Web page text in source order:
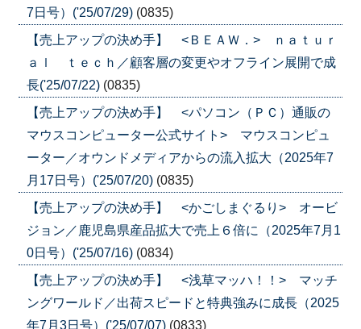
7日号）('25/07/29) (0835)
【売上アップの決め手】 <ＢＥＡＷ．> ｎａｔｕｒ
ａｌ ｔｅｃｈ／顧客層の変更やオフライン展開で成
長('25/07/22) (0835)
【売上アップの決め手】 <パソコン（ＰＣ）通販の
マウスコンピューター公式サイト> マウスコンピュ
ーター／オウンドメディアからの流入拡大（2025年7
月17日号）('25/07/20) (0835)
【売上アップの決め手】 <かごしまぐるり> オービ
ジョン／鹿児島県産品拡大で売上６倍に（2025年7月1
0日号）('25/07/16) (0834)
【売上アップの決め手】 <浅草マッハ！！> マッチ
ングワールド／出荷スピードと特典強みに成長（2025
年7月3日号）('25/07/07) (0833)